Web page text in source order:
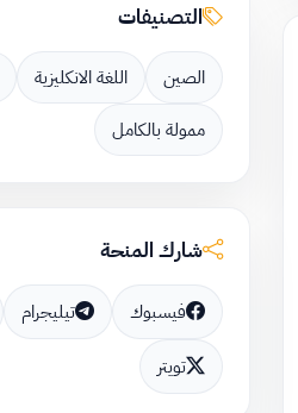
التصنيفات
الصين اللغة الانكليزية
ممولة بالكامل
شارك المنحة
فيسبوك تيليجرام
تويتر